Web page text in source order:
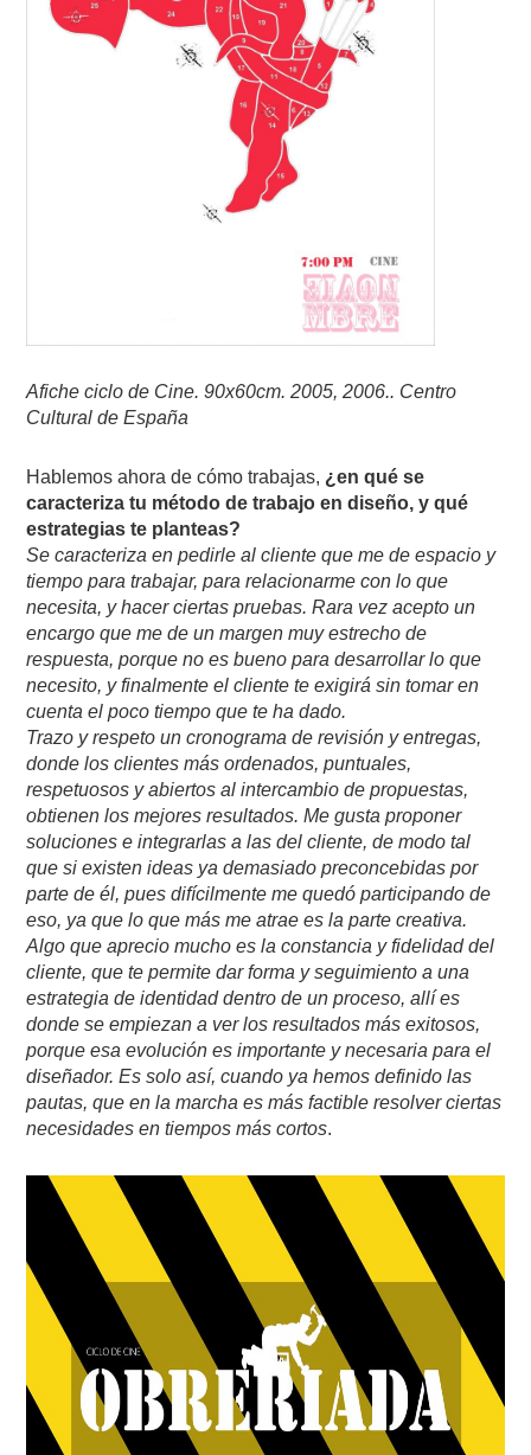
Afiche ciclo de Cine. 90x60cm. 2005, 2006.. Centro
Cultural de España
Hablemos ahora de cómo trabajas, ¿en qué se
caracteriza tu método de trabajo en diseño, y qué
estrategias te planteas?
Se caracteriza en pedirle al cliente que me de espacio y
tiempo para trabajar, para relacionarme con lo que
necesita, y hacer ciertas pruebas. Rara vez acepto un
encargo que me de un margen muy estrecho de
respuesta, porque no es bueno para desarrollar lo que
necesito, y finalmente el cliente te exigirá sin tomar en
cuenta el poco tiempo que te ha dado.
Trazo y respeto un cronograma de revisión y entregas,
donde los clientes más ordenados, puntuales,
respetuosos y abiertos al intercambio de propuestas,
obtienen los mejores resultados. Me gusta proponer
soluciones e integrarlas a las del cliente, de modo tal
que si existen ideas ya demasiado preconcebidas por
parte de él, pues difícilmente me quedó participando de
eso, ya que lo que más me atrae es la parte creativa.
Algo que aprecio mucho es la constancia y fidelidad del
cliente, que te permite dar forma y seguimiento a una
estrategia de identidad dentro de un proceso, allí es
donde se empiezan a ver los resultados más exitosos,
porque esa evolución es importante y necesaria para el
diseñador. Es solo así, cuando ya hemos definido las
pautas, que en la marcha es más factible resolver ciertas
necesidades en tiempos más cortos.